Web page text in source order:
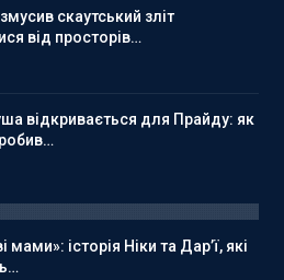
скаутський зліт
від просторів…
відкривається для Прайду: як
мами»: історія Ніки та Дар’ї, які